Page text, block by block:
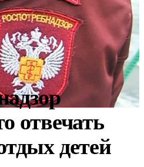
отвечать
детей